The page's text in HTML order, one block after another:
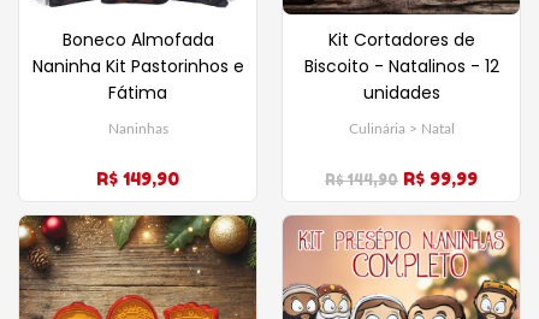
Boneco Almofada
Naninha Kit Pastorinhos e
Fátima
Naninhas
R$ 149,90
Kit Cortadores de
Biscoito - Natalinos - 12
unidades
Culinária > Natal
R$ 144,90 R$ 99,99